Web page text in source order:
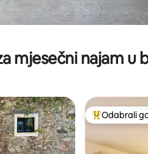
mjesečni najam u
Među
Odabrali